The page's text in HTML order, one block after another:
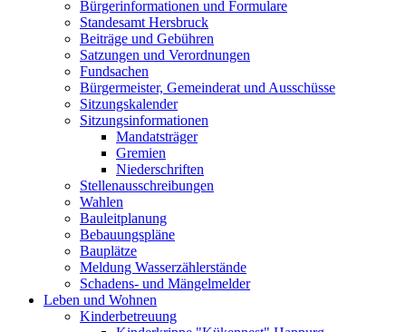
Bürgerinformationen und Formulare
Standesamt Hersbruck
Beiträge und Gebühren
Satzungen und Verordnungen
Fundsachen
Bürgermeister, Gemeinderat und Ausschüsse
Sitzungskalender
Sitzungsinformationen
Mandatsträger
Gremien
Niederschriften
Stellenausschreibungen
Wahlen
Bauleitplanung
Bebauungspläne
Bauplätze
Meldung Wasserzählerstände
Schadens- und Mängelmelder
Leben und Wohnen
Kinderbetreuung